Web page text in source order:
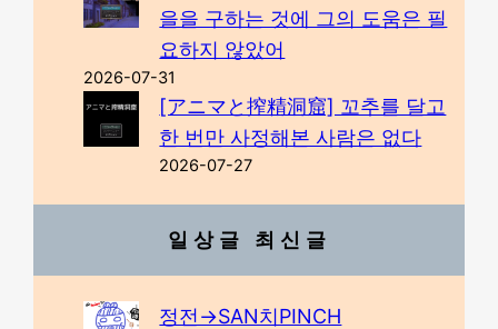
을을 구하는 것에 그의 도움은 필
요하지 않았어
2026-07-31
[アニマと搾精洞窟] 꼬추를 달고
한 번만 사정해본 사람은 없다
2026-07-27
일상글 최신글
정전→SAN치PINCH